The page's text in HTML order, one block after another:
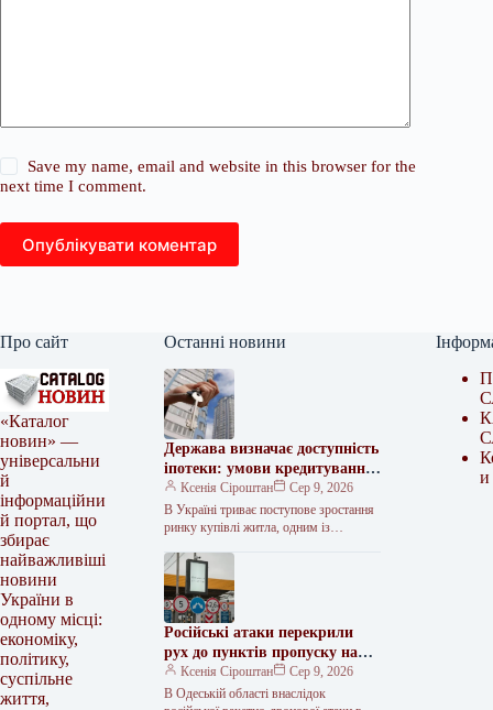
Save my name, email and website in this browser for the
next time I comment.
Опублікувати коментар
Про сайт
«Каталог
новин» —
універсальни
й
інформаційни
й портал, що
збирає
найважливіші
новини
України в
одному місці:
економіку,
політику,
суспільне
життя,
Останні новини
Держава визначає доступність
іпотеки: умови кредитування
житла
Ксенія Сіроштан
Сер 9, 2026
В Україні триває поступове зростання
ринку купівлі житла, одним із
Проте, за даними першого півріччя…
Російські атаки перекрили
рух до пунктів пропуску на
кордоні з Молдовою
Ксенія Сіроштан
Сер 9, 2026
В Одеській області внаслідок
и